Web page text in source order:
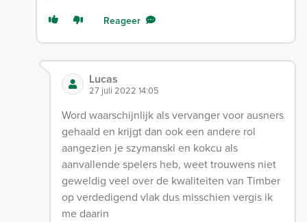
Reageer
Lucas
27 juli 2022 14:05
Word waarschijnlijk als vervanger voor ausners
gehaald en krijgt dan ook een andere rol
aangezien je szymanski en kokcu als
aanvallende spelers heb, weet trouwens niet
geweldig veel over de kwaliteiten van Timber
op verdedigend vlak dus misschien vergis ik
me daarin